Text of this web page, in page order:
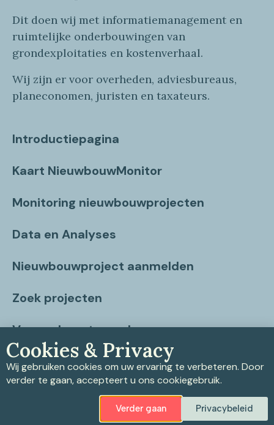
Dit doen wij met informatiemanagement en
ruimtelijke onderbouwingen van
grondexploitaties en kostenverhaal.
Wij zijn er voor overheden, adviesbureaus,
planeconomen, juristen en taxateurs.
Introductiepagina
Kaart NieuwbouwMonitor
Monitoring nieuwbouwprojecten
Data en Analyses
Nieuwbouwproject aanmelden
Zoek projecten
Vragen beantwoord
Contact
Cookiebeleid
Cookies & Privacy
Wij gebruiken cookies om uw ervaring te verbeteren. Door
verder te gaan, accepteert u ons cookiegebruik.
Verder gaan Privacybeleid